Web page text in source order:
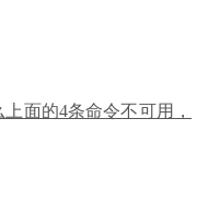
面的4条命令不可用，